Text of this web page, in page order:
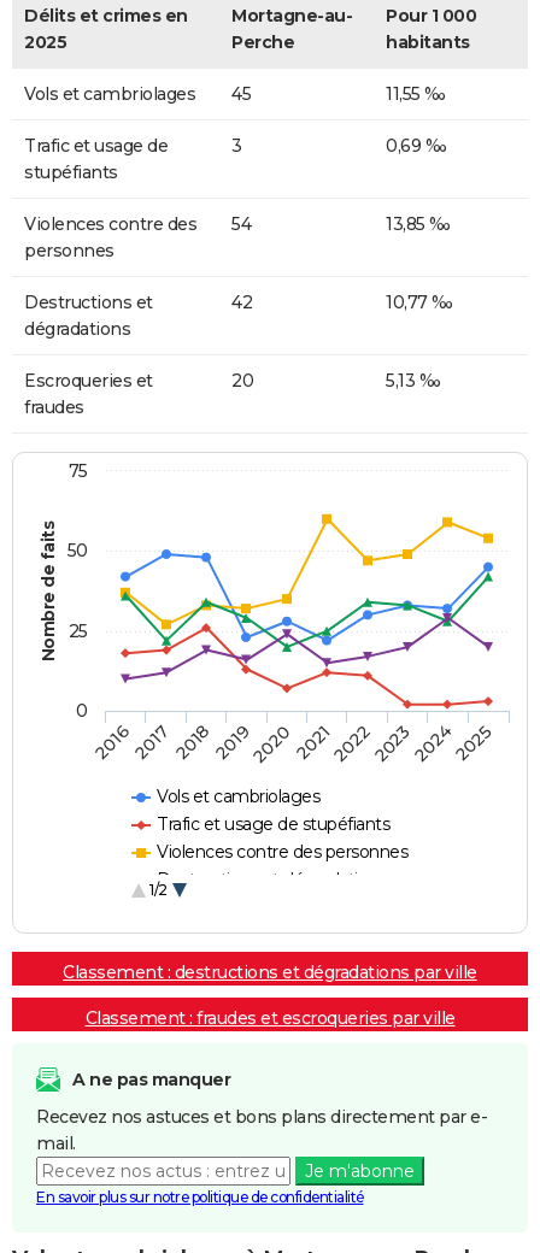
Délits et crimes en
2025
Mortagne-au-
Perche
Pour 1 000
habitants
Vols et cambriolages 45 11,55 ‰
Trafic et usage de
stupéfiants
3 0,69 ‰
Violences contre des
personnes
54 13,85 ‰
Destructions et
dégradations
42 10,77 ‰
Escroqueries et
fraudes
20 5,13 ‰
Nombre de faits
Vols et cambriolages
Trafic et usage de stupéfiants
Violences contre des personnes
Destructions et dégradations
1/2
20162017 20182019202020212022202320242025
0
25
50
75
Classement : destructions et dégradations par ville
Classement : fraudes et escroqueries par ville
A ne pas manquer
Recevez nos astuces et bons plans directement par e-
mail.
Je m'abonne
En savoir plus sur notre politique de confidentialité